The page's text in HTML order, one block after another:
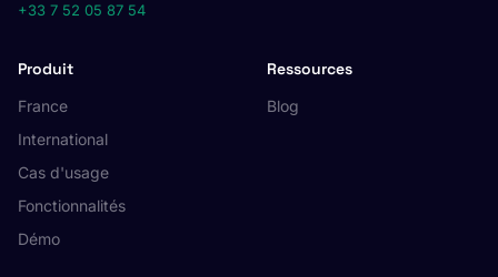
+33 7 52 05 87 54
Produit
France
International
Cas d'usage
Fonctionnalités
Démo
Ressources
Blog